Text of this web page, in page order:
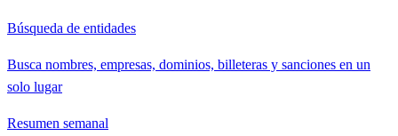
Búsqueda de entidades
Busca nombres, empresas, dominios, billeteras y sanciones en un
solo lugar
Resumen semanal